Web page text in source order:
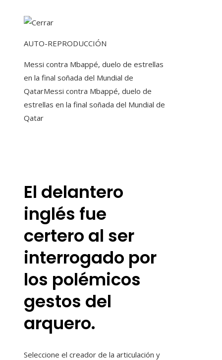
AUTO-REPRODUCCIÓN
Messi contra Mbappé, duelo de estrellas
en la final soñada del Mundial de
QatarMessi contra Mbappé, duelo de
estrellas en la final soñada del Mundial de
Qatar
El delantero
inglés fue
certero al ser
interrogado por
los polémicos
gestos del
arquero.
Seleccione el creador de la articulación y